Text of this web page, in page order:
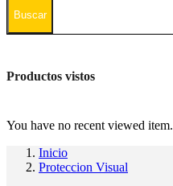
Buscar
Productos vistos
You have no recent viewed item.
Inicio
Proteccion Visual